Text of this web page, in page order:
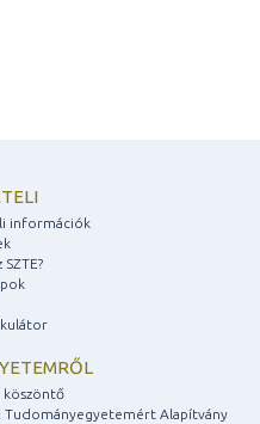
információk
köszöntő
Tudományegyetemért Alapítvány